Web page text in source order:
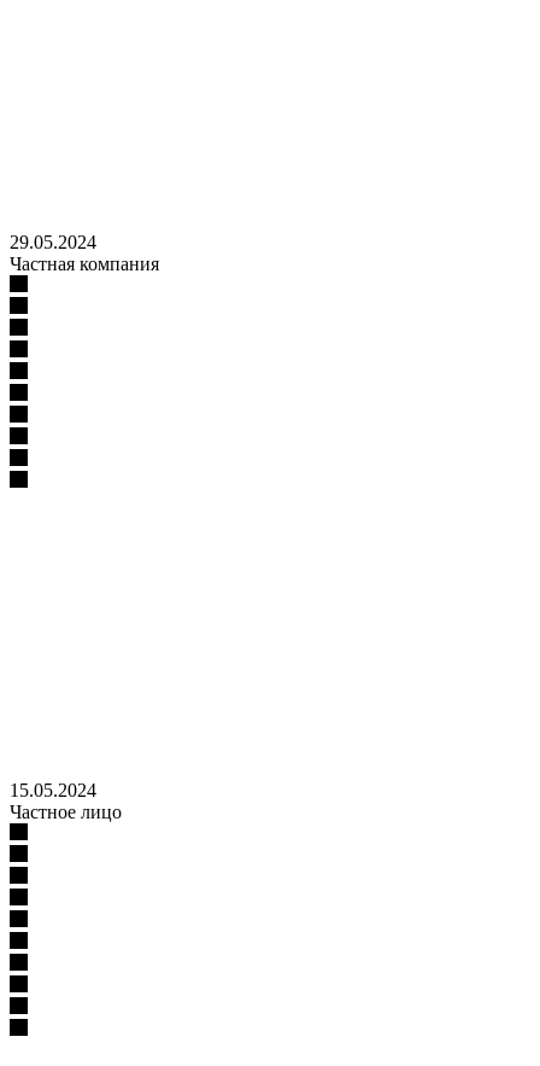
29.05.2024
Частная компания
15.05.2024
Частное лицо